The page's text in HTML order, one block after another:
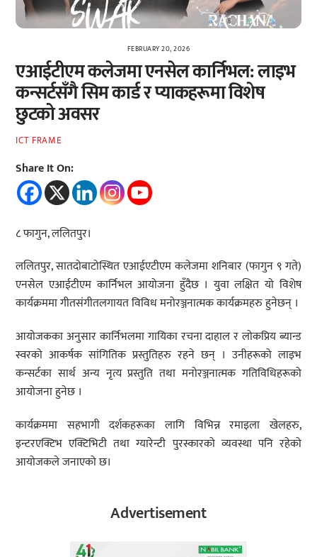
FEBRUARY 20, 2026
एआईटीएम कलेजमा एनसेल कार्निभल: लाइभ
कन्सर्टसँगै सिम कार्ड र प्याकहरूमा विशेष
छुटको अवसर
ICT FRAME
Share It On:
८ फागुन, ललितपुर।
ललितपुर, सातदोबाटोस्थित एआईएटीएम कलेजमा शनिबार (फागुन ९ गते)
एनसेल एआईटीएम कार्निभल आयोजना हुँदैछ । युवा लक्षित यो विशेष
कार्यक्रममा गीतसंगीतलगायत विविध मनोरञ्जनात्मक कार्यक्रमहरु हुनेछन् ।
आयोजकका अनुसार कार्निभलमा गायिका रचना दाहाल र लोकप्रिय ब्यान्ड
स्वरको आकर्षक सांगितिक प्रस्तुतिहरु रहने छन् । उनीहरूको लाइभ
कन्सर्टका सार्थ अन्य नृत्य प्रस्तुति तथा मनोरञ्जनात्मक गतिविधिहरूको
आयोजना हुनेछ ।
कार्यक्रममा सहभागी दर्शकहरूका लागि विभिन्न रमाइला खेलहरु,
इन्टरएक्टिभ एक्टिभिटी तथा ग्यारेन्टी पुरस्कारको व्यवस्था पनि रहेको
आयोजकले जनाएको छ।
Advertisement